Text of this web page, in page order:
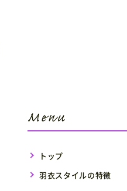
トップ
羽衣スタイルの特徴